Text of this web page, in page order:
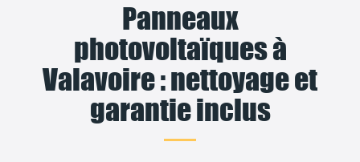
Panneaux
photovoltaïques à
Valavoire : nettoyage et
garantie inclus